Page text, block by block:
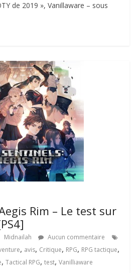
de 2019 », Vanillaware – sous
Rim – Le test sur
Midnailah
Aucun commentaire
, avis, Critique, RPG, RPG tactique,
,Tactical RPG,test,Vanilliaware